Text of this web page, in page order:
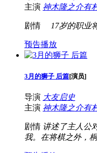
主演 神木隆之介有
剧情 17岁的职业
预告播放
3月的狮子 后篇[演员]
导演 大友启史
主演 神木隆之介有
剧情 讲述了主人公
我。在将棋之外，